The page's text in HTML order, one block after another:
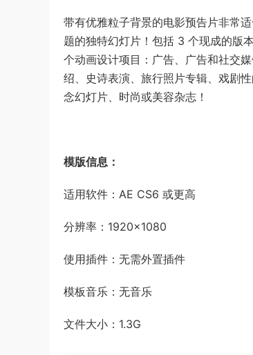
带有优雅粒子背景的电影预告片非常
题的独特幻灯片！包括 3 个现成的版
个动画设计项目：广告、广告和社交
绍、史诗表演、旅行照片专辑、戏剧
念幻灯片、时尚或美容杂志！
模版信息：
适用软件：AE CS6 或更高
分辨率：1920×1080
使用插件：无需外置插件
模板音乐：无音乐
文件大小：1.3G